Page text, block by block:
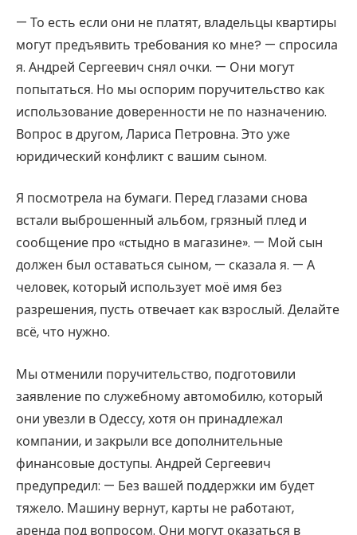
— То есть если они не платят, владельцы квартиры
могут предъявить требования ко мне? — спросила
я. Андрей Сергеевич снял очки. — Они могут
попытаться. Но мы оспорим поручительство как
использование доверенности не по назначению.
Вопрос в другом, Лариса Петровна. Это уже
юридический конфликт с вашим сыном.
Я посмотрела на бумаги. Перед глазами снова
встали выброшенный альбом, грязный плед и
сообщение про «стыдно в магазине». — Мой сын
должен был оставаться сыном, — сказала я. — А
человек, который использует моё имя без
разрешения, пусть отвечает как взрослый. Делайте
всё, что нужно.
Мы отменили поручительство, подготовили
заявление по служебному автомобилю, который
они увезли в Одессу, хотя он принадлежал
компании, и закрыли все дополнительные
финансовые доступы. Андрей Сергеевич
предупредил: — Без вашей поддержки им будет
тяжело. Машину вернут, карты не работают,
аренда под вопросом. Они могут оказаться в